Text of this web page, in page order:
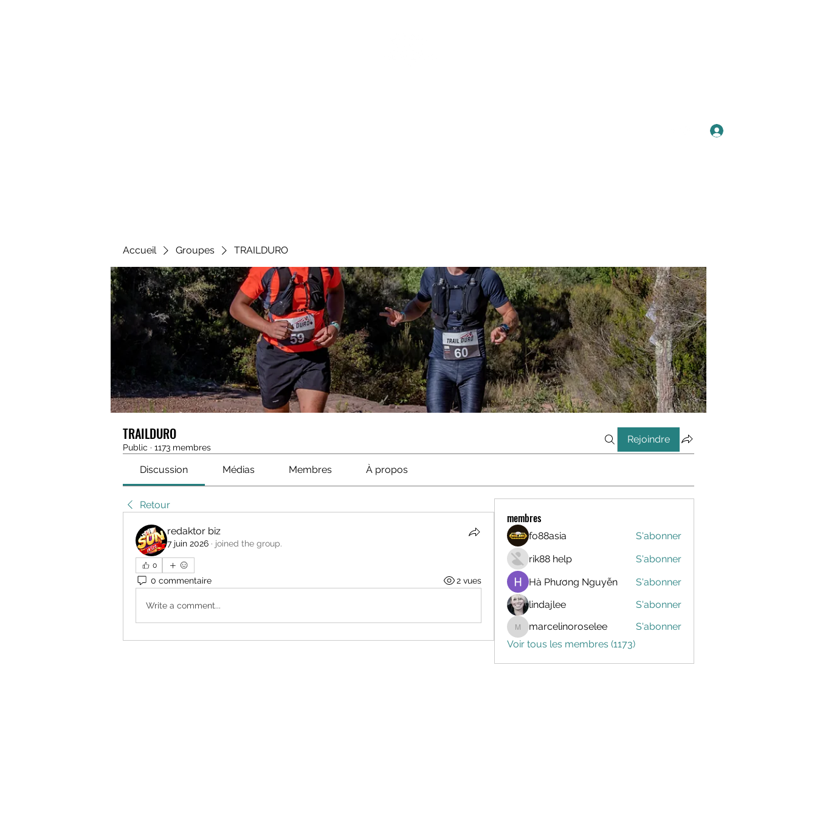
Accueil Groupes TRAILDURO
TRAILDURO
Public · 1173 membres
Rejoindre
Discussion Médias Membres À propos
Retour
redaktor biz
7 juin 2026 · joined the group.
0
0 commentaire 2 vues
Write a comment...
membres
fo88asia
S'abonner
rik88 help
S'abonner
Hà Phương Nguyễn
S'abonner
lindajlee
S'abonner
marcelinoroselee
marcelinoroselee
S'abonner
Voir tous les membres (1173)